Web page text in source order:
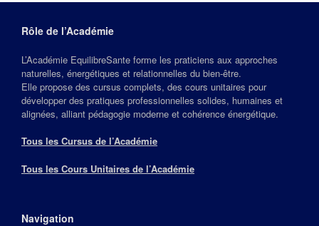
Rôle de l’Académie
L’Académie EquilibreSante forme les praticiens aux approches
naturelles, énergétiques et relationnelles du bien‑être.
Elle propose des cursus complets, des cours unitaires pour
développer des pratiques professionnelles solides, humaines et
alignées, alliant pédagogie moderne et cohérence énergétique.
Tous les Cursus de l’Académie
Tous les Cours Unitaires de l’Académie
Navigation